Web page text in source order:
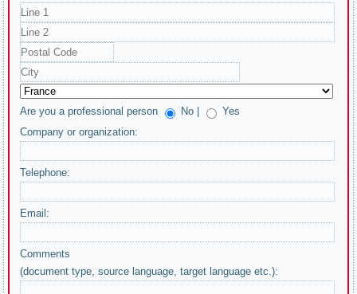
Are you a professional person No |
Yes
Company or organization:
Telephone:
Email:
Comments
(document type, source language, target language etc.):